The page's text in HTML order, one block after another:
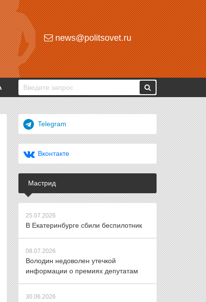
news@politsovet.ru
Telegram
Вконтакте
Мастрид
25.07.2026
В Екатеринбурге сбили беспилотник
08.07.2026
Володин недоволен утечкой
информации о премиях депутатам
30.06.2026